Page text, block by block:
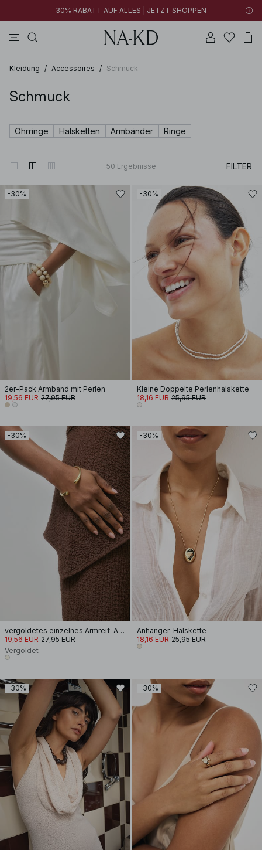
30% RABATT AUF ALLES | JETZT SHOPPEN
Kleidung / Accessoires / Schmuck
Schmuck
Ohrringe Halsketten Armbänder Ringe
50 Ergebnisse FILTER
-30%
2er-Pack Armband mit Perlen
19,56 EUR 27,95 EUR
-30%
Kleine Doppelte Perlenhalskette
18,16 EUR 25,95 EUR
-30%
vergoldetes einzelnes Armreif-Armband
19,56 EUR 27,95 EUR
Vergoldet
-30%
Anhänger-Halskette
18,16 EUR 25,95 EUR
-30% -30%